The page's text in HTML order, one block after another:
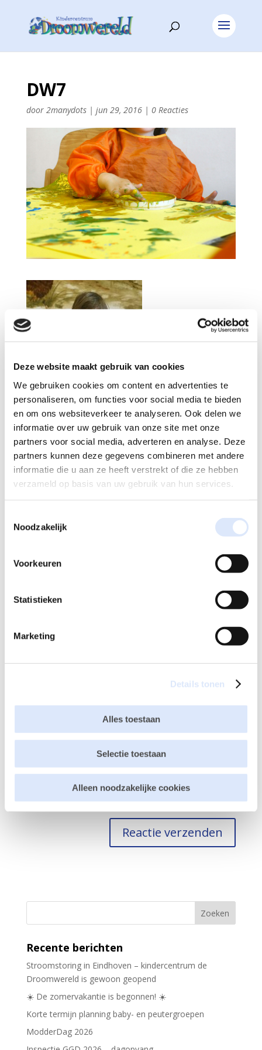
Deze website maakt gebruik van cookies
We gebruiken cookies om content en advertenties te
personaliseren, om functies voor social media te bieden
en om ons websiteverkeer te analyseren. Ook delen we
informatie over uw gebruik van onze site met onze
partners voor social media, adverteren en analyse. Deze
partners kunnen deze gegevens combineren met andere
informatie die u aan ze heeft verstrekt of die ze hebben
verzameld op basis van uw gebruik van hun services.
Noodzakelijk
Voorkeuren
Statistieken
Marketing
Details tonen
Alles toestaan
Selectie toestaan
Alleen noodzakelijke cookies
DW7
door 2manydots| jun 29, 2016| 0 Reacties
Je e-mailadres wordt niet gepubliceerd.
Vereiste velden
Mijn naam, e-mail en site opslaan in deze browser
voor de volgende keer wanneer ik een reactie plaats.
Recente berichten
Stroomstoring in Eindhoven – kindercentrum de
Droomwereld is gewoon geopend
☀️ De zomervakantie is begonnen! ☀️
Korte termijn planning baby- en peutergroepen
ModderDag 2026